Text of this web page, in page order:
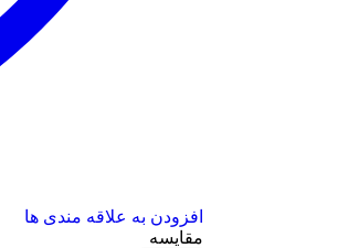
افزودن به علاقه مندی ها
مقایسه